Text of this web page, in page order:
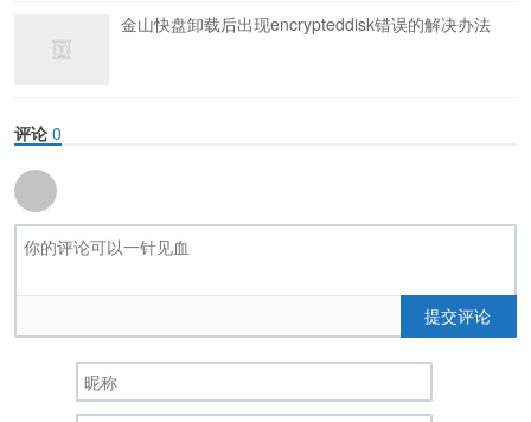
金山快盘卸载后出现encrypteddisk错误的解决办法
评论 0
提交评论